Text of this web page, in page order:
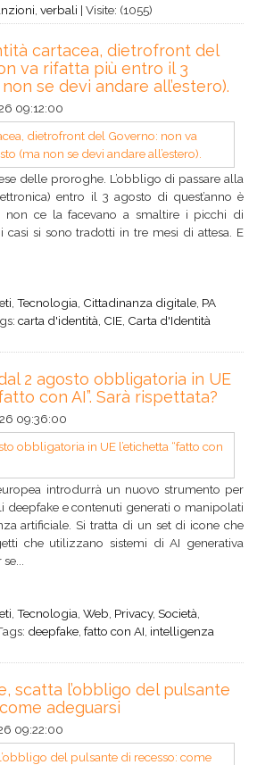
verbali | Visite: (1055)
cartacea, dietrofront del
va rifatta più entro il 3
se devi andare all’estero).
09:12:00
delle proroghe. L’obbligo di passare alla
entro il 3 agosto di quest’anno è
non ce la facevano a smaltire i picchi di
casi si sono tradotti in tre mesi di attesa. E
Tecnologia Cittadinanza digitale PA
carta d'identità CIE Carta d'Identità
2 agosto obbligatoria in UE
con AI”. Sarà rispettata?
09:36:00
introdurrà un nuovo strumento per
deepfake e contenuti generati o manipolati
artificiale. Si tratta di un set di icone che
che utilizzano sistemi di AI generativa
Tecnologia Web Privacy, Società
deepfake fatto con AI intelligenza
scatta l’obbligo del pulsante
adeguarsi
09:22:00